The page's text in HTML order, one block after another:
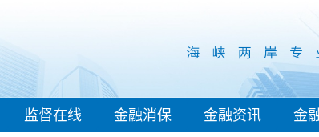
监督在线 金融消保 金融资讯 金